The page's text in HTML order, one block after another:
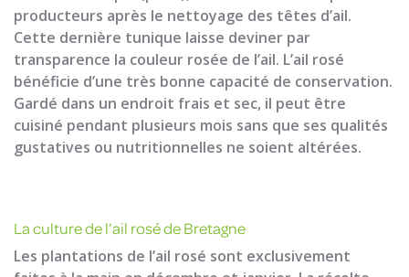
producteurs après le nettoyage des têtes d’ail.
Cette dernière tunique laisse deviner par
transparence la couleur rosée de l’ail. L’ail rosé
bénéficie d’une très bonne capacité de conservation.
Gardé dans un endroit frais et sec, il peut être
cuisiné pendant plusieurs mois sans que ses qualités
gustatives ou nutritionnelles ne soient altérées.
La culture de l’ail rosé de Bretagne
Les plantations de l’ail rosé sont exclusivement